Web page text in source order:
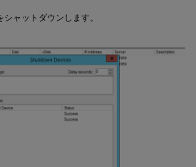
ャットダウンします。